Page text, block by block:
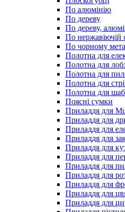
По алюмінію
По дереву
По дереву,
По нержавіючій
По чорному
Полотна для
Полотна для
Полотна для
Полотна для
Полотна для
Поясні сумки
Приладдя для
Приладдя для
Приладдя для
Приладдя для
Приладдя для
Приладдя для
Приладдя для
Приладдя для
Приладдя для
Приладдя для
Приладдя для